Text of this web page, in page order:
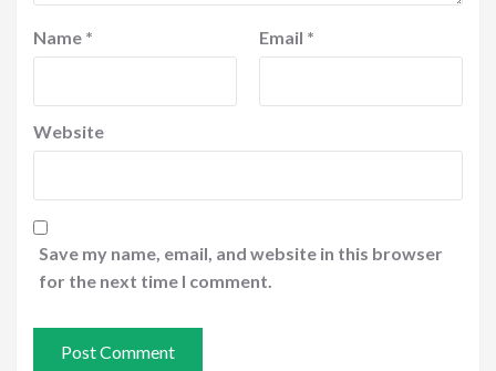
Name * Email *
Website
Save my name, email, and website in this browser
for the next time I comment.